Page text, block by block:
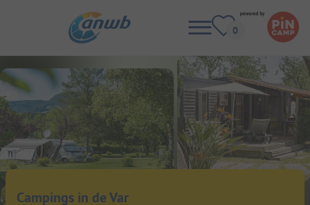
Campings in de Var